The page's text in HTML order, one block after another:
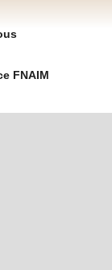
FNAIM